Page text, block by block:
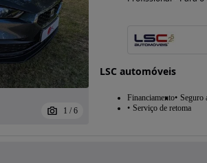
1 / 6
LSC automóveis
Financiamento Seguro
Serviço de retoma